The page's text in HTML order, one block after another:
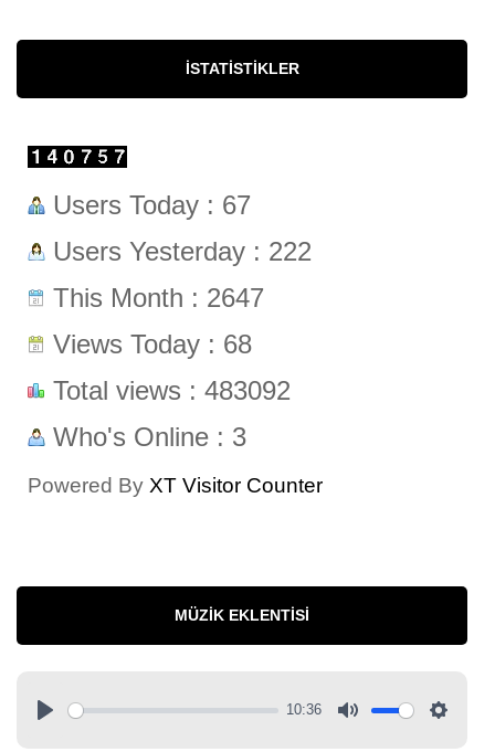
İSTATISTIKLER
Users Today : 67
Users Yesterday : 222
This Month : 2647
Views Today : 68
Total views : 483092
Who's Online : 3
Powered By XT Visitor Counter
MÜZIK EKLENTISI
10:36